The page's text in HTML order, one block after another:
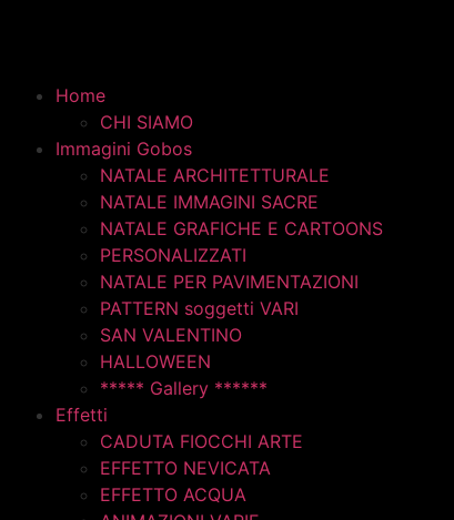
Home
CHI SIAMO
Immagini Gobos
NATALE ARCHITETTURALE
NATALE IMMAGINI SACRE
NATALE GRAFICHE E CARTOONS
PERSONALIZZATI
NATALE PER PAVIMENTAZIONI
PATTERN soggetti VARI
SAN VALENTINO
HALLOWEEN
***** Gallery ******
Effetti
CADUTA FIOCCHI ARTE
EFFETTO NEVICATA
EFFETTO ACQUA